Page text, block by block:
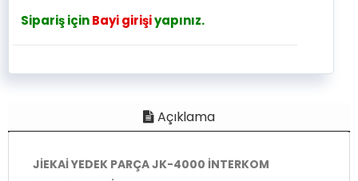
Sipariş içinBayi girişiyapınız.
Açıklama
JİEKAİ YEDEK PARÇA JK-4000 İNTERKOM